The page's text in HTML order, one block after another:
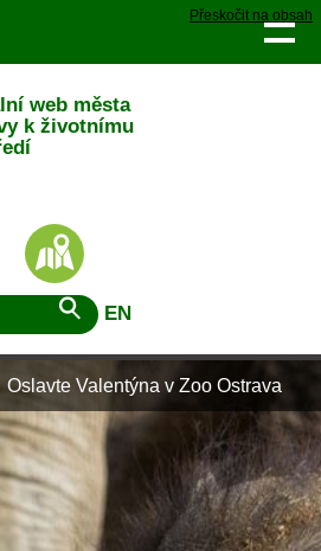
Přeskočit na obsah
web města
k životnímu
EN
Oslavte Valentýna v Zoo Ostrava